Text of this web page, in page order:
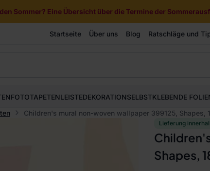
Sommer? Eine Übersicht über die Termine der
Startseite Über uns Blog Ratschläge und
FOTOTAPETENLEISTEDEKORATIONSELBSTKLEBENDE
Children's mural non-woven wallpaper 399125,
Lieferung
Shapes,